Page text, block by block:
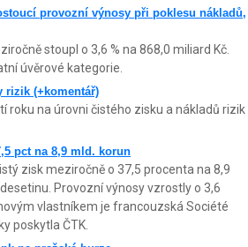
provozní výnosy při poklesu nákladů,
stoupl o 3,6 % na 868,0 miliard Kč.
úvěrové kategorie.
rizik (+komentář)
roku na úrovni čistého zisku a nákladů rizik
pct na 8,9 mld. korun
zisk meziročně o 37,5 procenta na 8,9
Provozní výnosy vzrostly o 3,6
vlastníkem je francouzská Société
poskytla ČTK.